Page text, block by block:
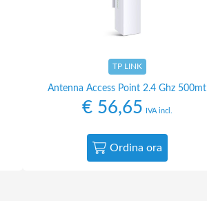
TP LINK
Antenna Access Point 2.4 Ghz 500mt
€56,65 IVA incl.
Ordina ora